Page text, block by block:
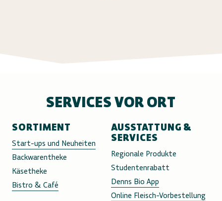
SERVICES VOR ORT
SORTIMENT
Start-ups und Neuheiten
Backwarentheke
Käsetheke
Bistro & Café
AUSSTATTUNG &
SERVICES
Regionale Produkte
Studentenrabatt
Denns Bio App
Online Fleisch-Vorbestellung